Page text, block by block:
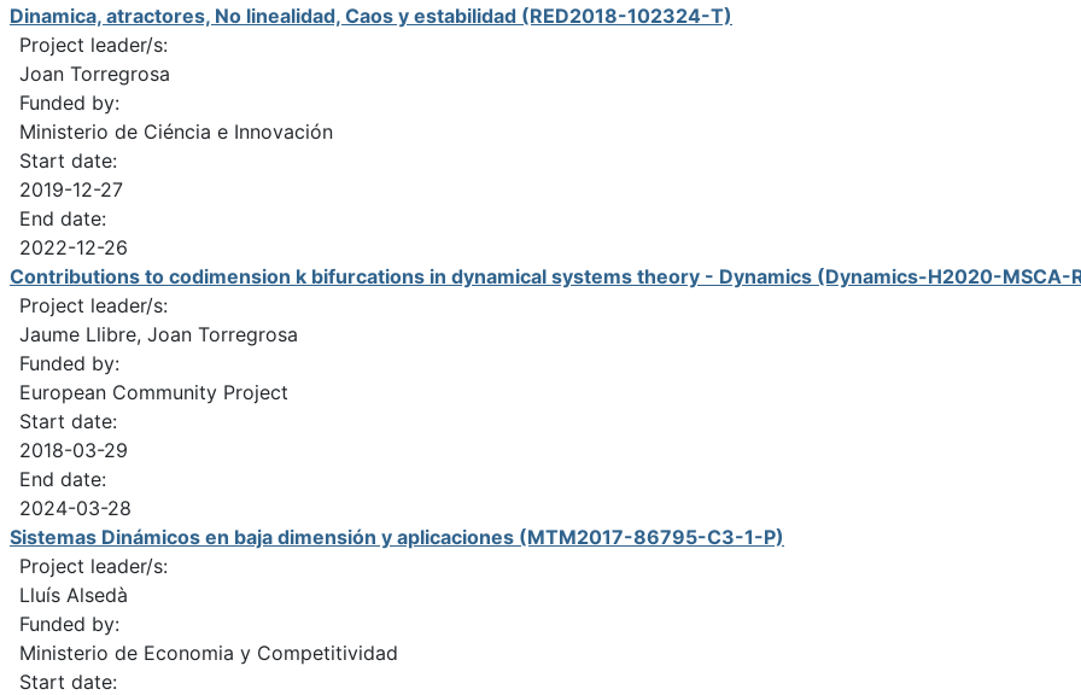
Dinamica, atractores, No linealidad, Caos y estabilidad (RED2018-102324-T)
Project leader/s:
Joan Torregrosa
Funded by:
Ministerio de Ciéncia e Innovación
Start date:
2019-12-27
End date:
2022-12-26
Contributions to codimension k bifurcations in dynamical systems theory - Dynamics (Dynamics-H2020-MSCA-
Project leader/s:
Jaume Llibre, Joan Torregrosa
Funded by:
European Community Project
Start date:
2018-03-29
End date:
2024-03-28
Sistemas Dinámicos en baja dimensión y aplicaciones (MTM2017-86795-C3-1-P)
Project leader/s:
Lluís Alsedà
Funded by:
Ministerio de Economia y Competitividad
Start date: